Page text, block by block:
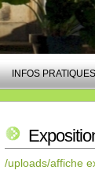
INFOS PRATIQUES
/uploads/affiche